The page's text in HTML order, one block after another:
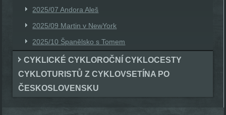
2025/07 Andora Aleš
2025/09 Martin v NewYork
2025/10 Španělsko s Tomem
CYKLICKÉ CYKLOROČNÍ CYKLOCESTY
CYKLOTURISTŮ Z CYKLOVSETÍNA PO
ČESKOSLOVENSKU